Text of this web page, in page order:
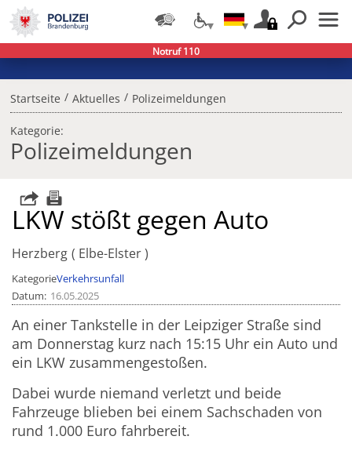
Startseite / Aktuelles / Polizeimeldungen
Kategorie:
Polizeimeldungen
LKW stößt gegen Auto
Herzberg Elbe-Elster
KategorieVerkehrsunfall
Datum 16.05.2025
An einer Tankstelle in der Leipziger Straße sind
am Donnerstag kurz nach 15:15 Uhr ein Auto und
ein LKW zusammengestoßen.
Dabei wurde niemand verletzt und beide
Fahrzeuge blieben bei einem Sachschaden von
rund 1.000 Euro fahrbereit.
Notruf 110